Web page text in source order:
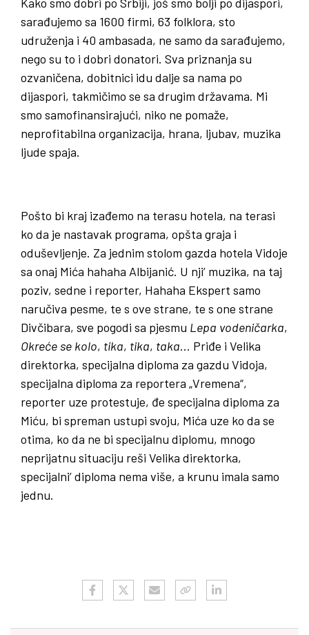
sarađujemo sa 1600 firmi, 63 folklora, sto
udruženja i 40 ambasada, ne samo da sarađujemo,
nego su to i dobri donatori. Sva priznanja su
ozvaničena, dobitnici idu dalje sa nama po
dijaspori, takmičimo se sa drugim državama. Mi
smo samofinansirajući, niko ne pomaže,
neprofitabilna organizacija, hrana, ljubav, muzika
ljude spaja.
Pošto bi kraj izađemo na terasu hotela, na terasi
ko da je nastavak programa, opšta graja i
oduševljenje. Za jednim stolom gazda hotela Vidoje
sa onaj Mića hahaha Albijanić. U nji’ muzika, na taj
poziv, sedne i reporter, Hahaha Ekspert samo
naručiva pesme, te s ove strane, te s one strane
Divčibara, sve pogodi sa pjesmu Lepa vodeničarka,
Okreće se kolo, tika, tika, taka… Priđe i Velika
direktorka, specijalna diploma za gazdu Vidoja,
specijalna diploma za reportera „Vremena“,
reporter uze protestuje, đe specijalna diploma za
Miću, bi spreman ustupi svoju, Mića uze ko da se
otima, ko da ne bi specijalnu diplomu, mnogo
neprijatnu situaciju reši Velika direktorka,
specijalni’ diploma nema više, a krunu imala samo
jednu.